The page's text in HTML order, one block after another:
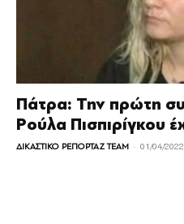
Πάτρα: Την πρώτη
Ρούλα Πισπιρίγκου
ΔΙΚΑΣΤΙΚΟ ΡΕΠΟΡΤΑΖ TEAM - 01/04/2022